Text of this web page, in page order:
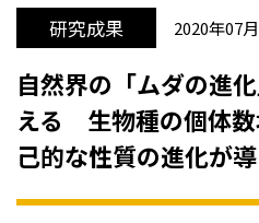
研究成果 2020年07
自然界の「ムダの進
える 生物種の個体
己的な性質の進化が